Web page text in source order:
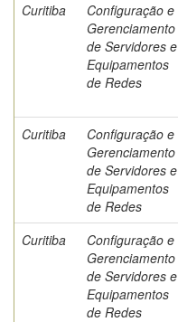
Curitiba
Configuração e
Gerenciamento
de Servidores e
Equipamentos
de Redes
Curitiba
Configuração e
Gerenciamento
de Servidores e
Equipamentos
de Redes
Curitiba
Configuração e
Gerenciamento
de Servidores e
Equipamentos
de Redes